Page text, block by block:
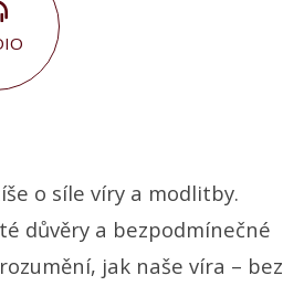
o síle víry a modlitby.
důvěry a bezpodmínečné
jak naše víra – bez